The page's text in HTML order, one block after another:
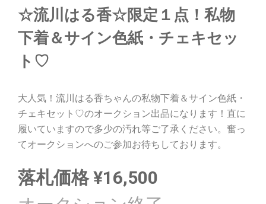
☆流川はる香☆限定１点！私物
下着＆サイン色紙・チェキセッ
ト♡
大人気！流川はる香ちゃんの私物下着＆サイン色紙・
チェキセット♡のオークション出品になります！直に
履いていますので多少の汚れ等ご了承ください。奮っ
てオークションへのご参加お待ちしております。
落札価格¥16,500